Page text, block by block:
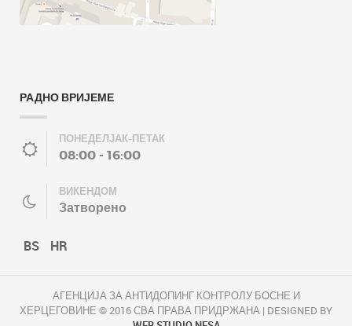
РАДНО ВРИЈЕМЕ
ПОНЕДЕЛЈАК-ПЕТАК
08:00 - 16:00
ВИКЕНДОМ
Затворено
BS HR
АГЕНЦИЈА ЗА АНТИДОПИНГ КОНТРОЛУ БОСНЕ И
ХЕРЦЕГОВИНЕ © 2016 СВА ПРАВА ПРИДРЖАНА | DESIGNED BY